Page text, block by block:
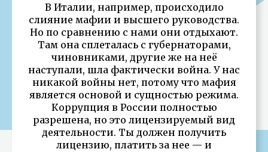
В Италии, например, происходило
слияние мафии и высшего руководства.
Но по сравнению с нами они отдыхают.
Там она сплеталась с губернаторами,
чиновниками, другие же на неё
наступали, шла фактически война. У нас
никакой войны нет, потому что мафия
является основой и сущностью режима.
Коррупция в России полностью
разрешена, но это лицензируемый вид
деятельности. Ты должен получить
лицензию, платить за нее — и